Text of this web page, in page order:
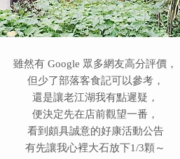
雖然有 Google 眾多網友高分評價，
但少了部落客食記可以參考，
還是讓老江湖我有點遲疑，
便決定先在店前觀望一番，
看到頗具誠意的好康活動公告
有先讓我心裡大石放下1/3顆～